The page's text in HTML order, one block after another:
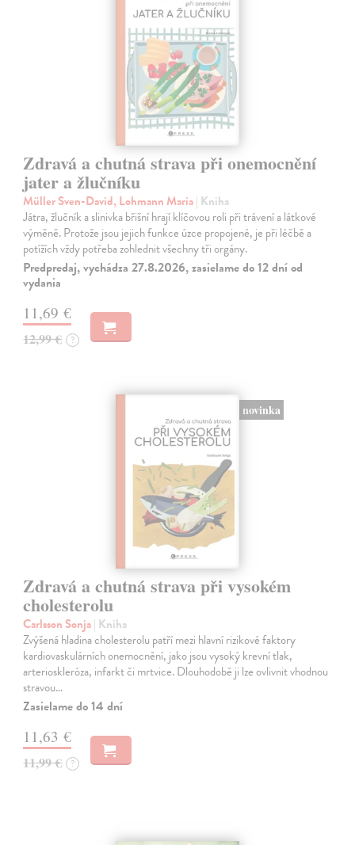
Zdravá a chutná strava při onemocnění
jater a žlučníku
Müller Sven-David, Lohmann Maria| Kniha
Játra, žlučník a slinivka břišní hrají klíčovou roli při trávení a látkové
výměně. Protože jsou jejich funkce úzce propojené, je při léčbě a
potížích vždy potřeba zohlednit všechny tři orgány.
Predpredaj, vychádza 27.8.2026, zasielame do 12 dní od
vydania
11,69 €
12,99 € ?
novinka
Zdravá a chutná strava při vysokém
cholesterolu
Carlsson Sonja| Kniha
Zvýšená hladina cholesterolu patří mezi hlavní rizikové faktory
kardiovaskulárních onemocnění, jako jsou vysoký krevní tlak,
arterioskleróza, infarkt či mrtvice. Dlouhodobě ji lze ovlivnit vhodnou
stravou…
Zasielame do 14 dní
11,63 €
11,99 € ?